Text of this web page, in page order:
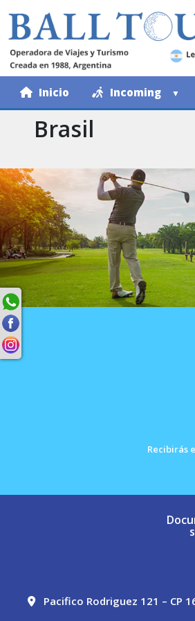
Inicio Incoming
Brasil
Recibirás
Pacifico Rodriguez 121 – CP